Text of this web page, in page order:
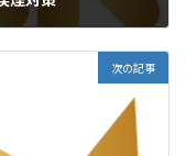
次の記事